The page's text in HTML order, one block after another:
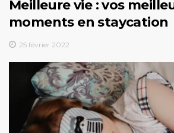
Meilleure vie : vos
moments en staycation
25 février 2022